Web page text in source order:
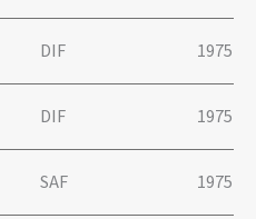
DIF 1975
DIF 1975
SAF 1975